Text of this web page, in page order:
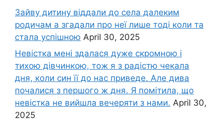
Зайву дитину віддали до села далеким
родичам а згадали про неї лише тоді коли та
стала успішною April 30, 2025
Невістка мені здалася дуже скромною і
тихою дівчинкою, тож я з радістю чекала
дня, коли син її до нас приведе. Але дива
почалися з першого ж дня. Я помітила, що
невістка не вийшла вечеряти з нами. April 30,
2025